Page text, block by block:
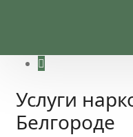
Услуги
Белгороде